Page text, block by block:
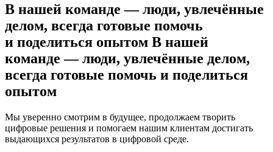
В нашей команде —люди, увлечённые
делом, всегда готовые помочь
и поделиться опытом В нашей
команде —люди, увлечённые делом,
всегда готовые помочь и поделиться
опытом
Мы уверенно смотрим в будущее, продолжаем творить
цифровые решения и помогаем нашим клиентам достигать
выдающихся результатов в цифровой среде.